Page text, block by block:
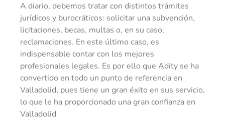
A diario, debemos tratar con distintos trámites
jurídicos y burocráticos: solicitar una subvención,
licitaciones, becas, multas o, en su caso,
reclamaciones. En este último caso, es
indispensable contar con los mejores
profesionales legales. Es por ello que Adity se ha
convertido en todo un punto de referencia en
Valladolid, pues tiene un gran éxito en sus servicio,
lo que le ha proporcionado una gran confianza en
Valladolid